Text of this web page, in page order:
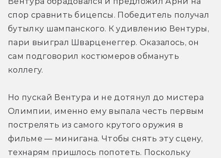
спор сравнить бицепсы. Победитель получал
бутылку шампанского. К удивлению Вентуры,
пари выиграл Шварценеггер. Оказалось, он
сам подговорил костюмеров обмануть
коллегу.
Но пускай Вентура и не дотянул до мистера
Олимпии, именно ему выпала честь первым
пострелять из самого крутого оружия в
фильме — минигана. Чтобы снять эту сцену,
технарям пришлось попотеть. Поскольку